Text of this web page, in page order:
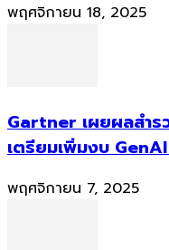
พฤศจิกายน 18, 2025
Gartner เผยผลสำร
เตรียมเพิ่มงบ
พฤศจิกายน 7, 2025